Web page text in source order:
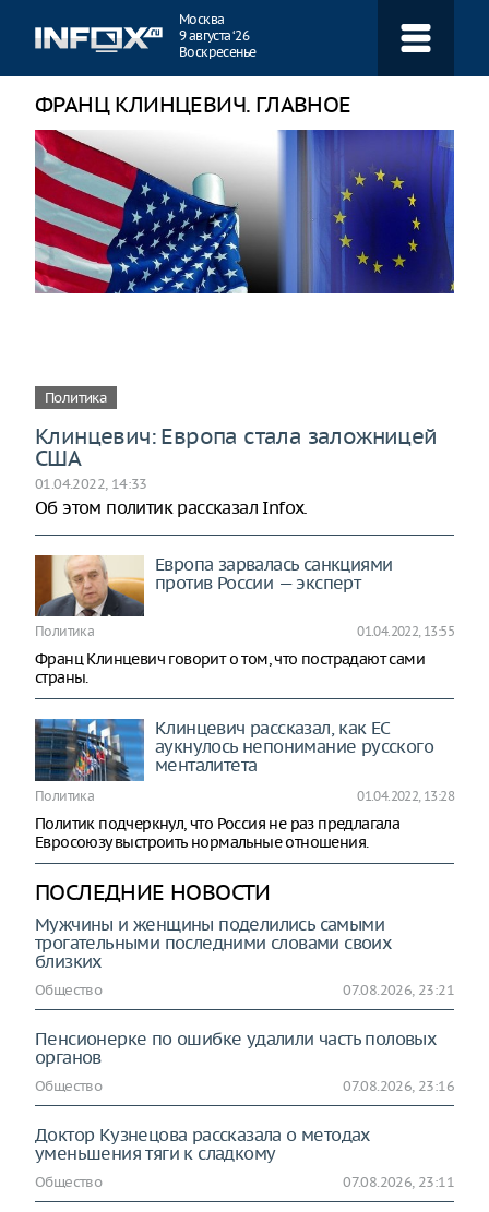
Москва
9 августа ‘26
Воскресенье
ФРАНЦ КЛИНЦЕВИЧ. ГЛАВНОЕ
Политика
Клинцевич: Европа стала заложницей
США
01.04.2022, 14:33
Об этом политик рассказал Infox.
Европа зарвалась санкциями
против России — эксперт
Политика 01.04.2022, 13:55
Франц Клинцевич говорит о том, что пострадают сами
страны.
Клинцевич рассказал, как ЕС
аукнулось непонимание русского
менталитета
Политика 01.04.2022, 13:28
Политик подчеркнул, что Россия не раз предлагала
Евросоюзу выстроить нормальные отношения.
ПОСЛЕДНИЕ НОВОСТИ
Мужчины и женщины поделились самыми
трогательными последними словами своих
близких
Общество 07.08.2026, 23:21
Пенсионерке по ошибке удалили часть половых
органов
Общество 07.08.2026, 23:16
Доктор Кузнецова рассказала о методах
уменьшения тяги к сладкому
Общество 07.08.2026, 23:11